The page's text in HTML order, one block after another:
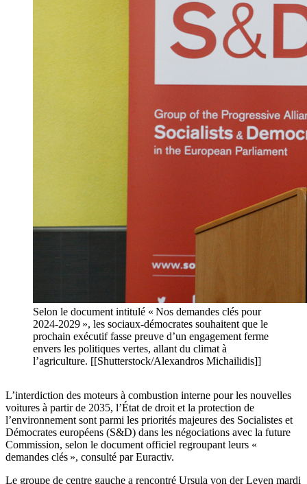
Selon le document intitulé « Nos demandes clés pour
2024-2029 », les sociaux-démocrates souhaitent que le
prochain exécutif fasse preuve d’un engagement ferme
envers les politiques vertes, allant du climat à
l’agriculture. [[Shutterstock/Alexandros Michailidis]]
L’interdiction des moteurs à combustion interne pour les nouvelles
voitures à partir de 2035, l’État de droit et la protection de
l’environnement sont parmi les priorités majeures des Socialistes et
Démocrates européens (S&D) dans les négociations avec la future
Commission, selon le document officiel regroupant leurs «
demandes clés », consulté par Euractiv.
Le groupe de centre gauche a rencontré Ursula von der Leyen mardi